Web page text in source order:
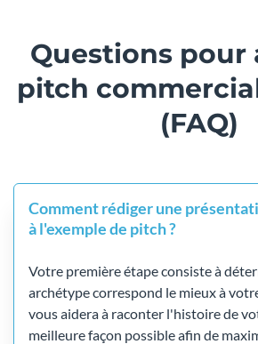
Questions pour
pitch
(FAQ)
Comment rédiger une
à l'exemple de pitch ?
Votre première étape consiste à
archétype correspond le mieux à
vous aidera à raconter l'histoire de
meilleure façon possible afin de